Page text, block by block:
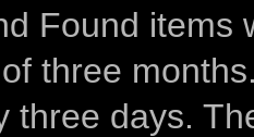
Found items
three
three days.